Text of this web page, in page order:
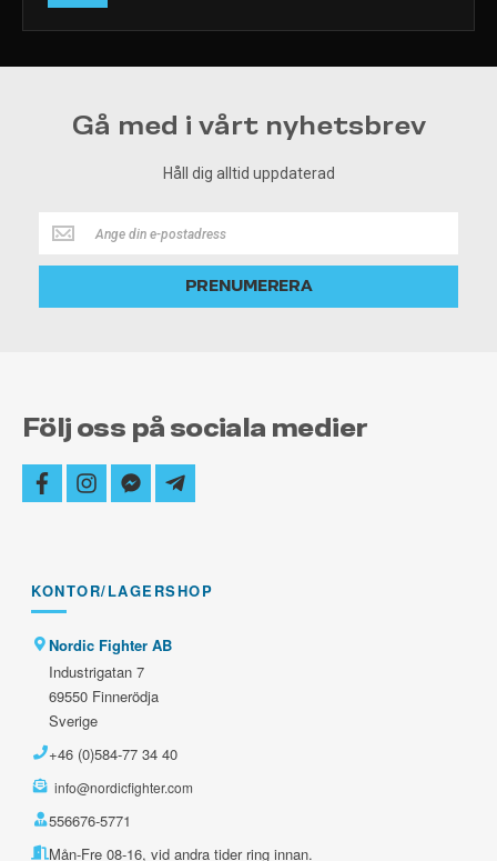
Gå med i vårt nyhetsbrev
Håll dig alltid uppdaterad
Håll
dig
alltid
PRENUMERERA
Följ oss på sociala medier
facebookinstagram
facebook-
messenger
telegram-
plane
KONTOR/LAGERSHOP
Nordic Fighter AB
Industrigatan 7
69550 Finnerödja
Sverige
+46 (0)584-77 34 40
info@nordicfighter.com
556676-5771
Mån-Fre 08-16, vid andra tider ring innan.